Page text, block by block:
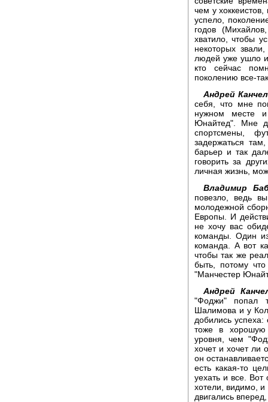
чем у
успело,
годов
хватило, чтобы
некоторых
людей уже ушло
кто сейчас
поколению все-
Андрей
себя, что мне
нужном месте
Юнайтед". Мне
спортсмены,
задержаться
барьер и так
говорить за
личная жизнь,
Владимир
повезло, ведь
молодежной
Европы. И
не хочу вас
команды. Один
команда. А вот
чтобы так же
быть, потому
"Манчестер
Андрей
"Фоджи" попал
Шалимова и у
добились
тоже в хорошую
уровня, чем
хочет и хочет ли
он
есть какая-то
уехать и все. Вот
хотели, видимо,
двигались